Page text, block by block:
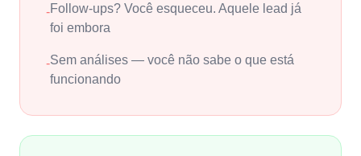
-Follow-ups? Você esqueceu. Aquele lead já
foi embora
-Sem análises — você não sabe o que está
funcionando